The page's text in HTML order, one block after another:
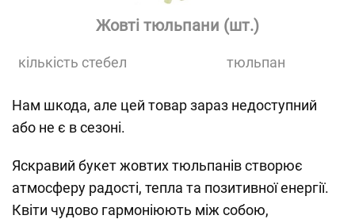
Жовті тюльпани (шт.)
кількість стебел тюльпан
Нам шкода, але цей товар зараз недоступний
або не є в сезоні.
Яскравий букет жовтих тюльпанів створює
атмосферу радості, тепла та позитивної енергії.
Квіти чудово гармоніюють між собою,